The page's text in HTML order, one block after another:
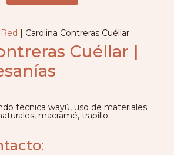
| Carolina Contreras Cuéllar
Cuéllar |
técnica wayú, uso de materiales
macramé, trapillo.